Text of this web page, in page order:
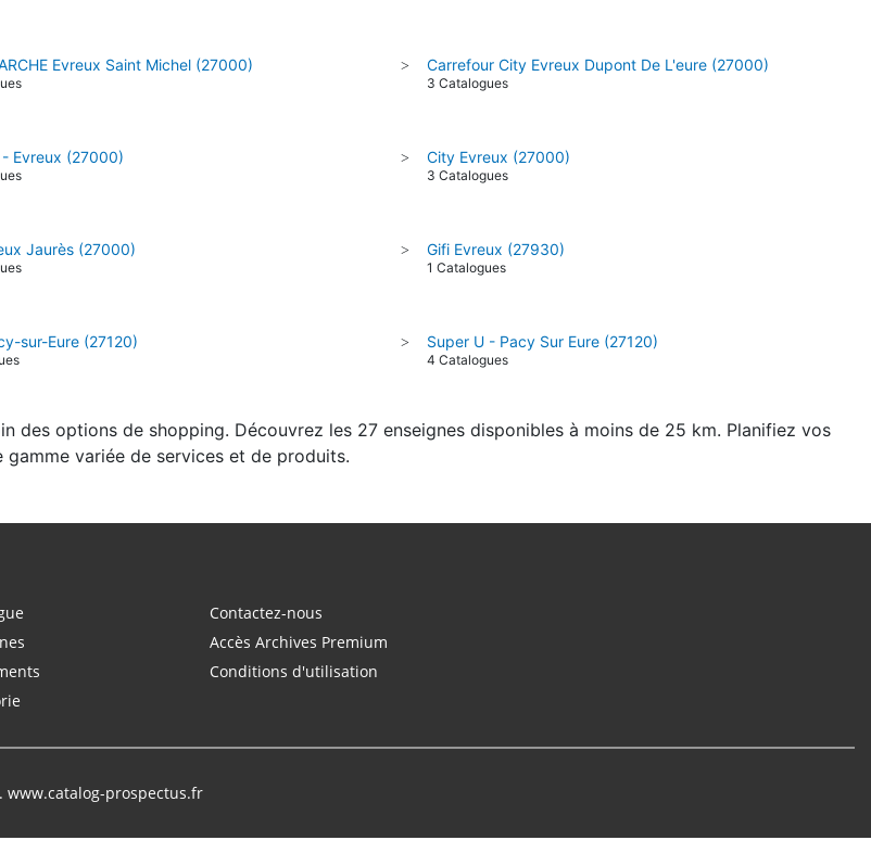
Evreux Saint Michel (27000) > Carrefour City Evreux Dupont De L'eure (27000)
3 Catalogues
Evreux (27000) > City Evreux (27000)
3 Catalogues
Jaurès (27000) > Gifi Evreux (27930)
1 Catalogues
sur-Eure (27120) > Super U - Pacy Sur Eure (27120)
4 Catalogues
des options de shopping. Découvrez les 27 enseignes disponibles à moins de 25 km. Planifiez vos
variée de services et de produits.
Contactez-nous
Accès Archives Premium
Conditions d'utilisation
www.catalog-prospectus.fr